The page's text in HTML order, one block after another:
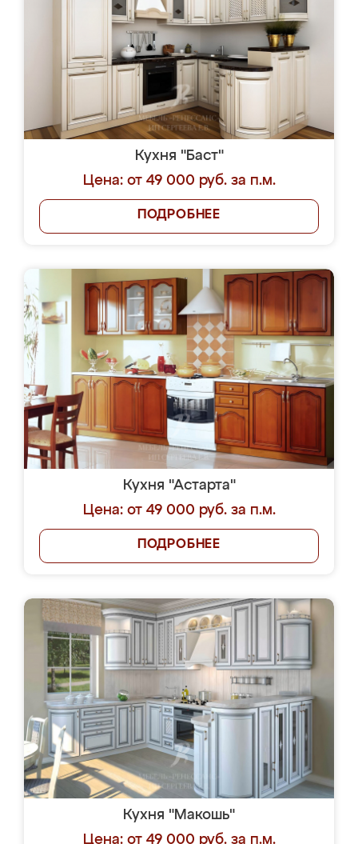
Кухня "Баст"
Цена: от 49 000 руб. за п.м.
ПОДРОБНЕЕ
Кухня "Астарта"
Цена: от 49 000 руб. за п.м.
ПОДРОБНЕЕ
Кухня "Макошь"
Цена: от 49 000 руб. за п.м.